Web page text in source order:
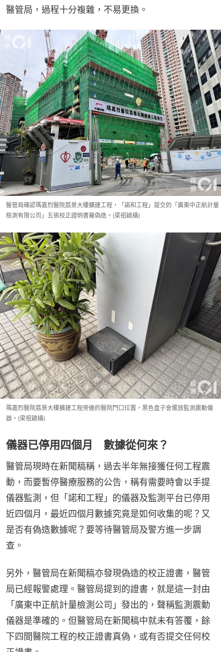
醫管局，過程十分複雜，不易更換。
醫管局確認瑪嘉烈醫院荔景大樓擴建工程，「諾和工程」提交的「廣東中正航計量
檢測有限公司」五張校正證明書屬偽造。(梁祖饒攝)
瑪嘉烈醫院荔景大樓擴建工程旁邊的醫院門口位置，黑色盒子會擺放監測震動儀
器。(梁祖饒攝)
儀器已停用四個月 數據從何來？
醫管局現時在新聞稿稱，過去半年無接獲任何工程震
動，而要暫停醫療服務的公告，稱有需要時會以手提
儀器監測，但「諾和工程」的儀器及監測平台已停用
近四個月，最近四個月數據究竟是如何收集的呢？又
是否有偽造數據呢？要等待醫管局及警方進一步調
查。
另外，醫管局在新聞稿亦發現偽造的校正證書，醫管
局已經報警處理。醫管局提到的證書，就是這一封由
「廣東中正航計量檢測公司」發出的，聲稱監測震動
儀器是準確的。但醫管局在新聞稿中就未有答覆，餘
下四間醫院工程的校正證書真偽，或有否提交任何校